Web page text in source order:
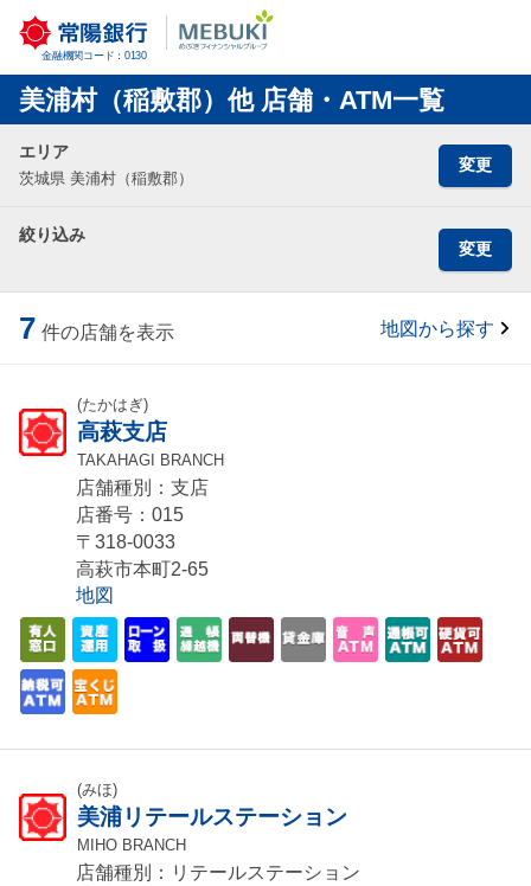
金融機関コード：0130
美浦村（稲敷郡）他 店舗・ATM一覧
エリア
茨城県 美浦村（稲敷郡）
変更
絞り込み
変更
7 件の店舗を表示 地図から探す
(たかはぎ)
高萩支店
TAKAHAGI BRANCH
店舗種別：支店
店番号：015
〒318-0033
高萩市本町2-65
地図
(みほ)
美浦リテールステーション
MIHO BRANCH
店舗種別：リテールステーション